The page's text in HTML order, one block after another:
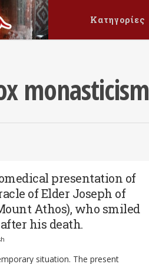
Κατηγορίες
monasticism
presentation of
of Elder Joseph of
Athos), who smiled
his death.
situation. The present